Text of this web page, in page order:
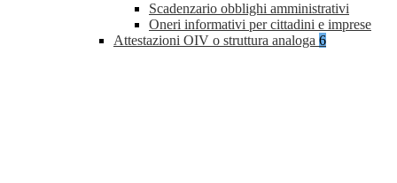
Scadenzario obblighi amministrativi
Oneri informativi per cittadini e imprese
Attestazioni OIV o struttura analoga 6